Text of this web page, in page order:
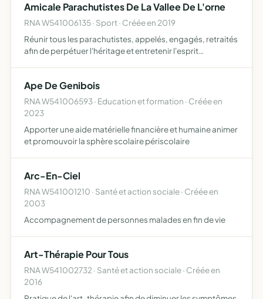
dans le bes…
Amicale Parachutistes De La Vallee De L'orne
RNA W541006135 · Sport · Créée en 2019
Réunir tous les parachutistes, appelés, engagés, retraités
afin de perpétuer l'héritage et entretenir l'esprit
Ape De Genibois
RNA W541006593 · Education et formation · Créée en
2023
Apporter une aide matérielle financière et humaine animer
et promouvoir la sphère scolaire périscolaire
Arc-En-Ciel
RNA W541001210 · Santé et action sociale · Créée en
2003
Accompagnement de personnes malades en fin de vie
Art-Thérapie Pour Tous
RNA W541002732 · Santé et action sociale · Créée en
2016